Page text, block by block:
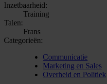
Inzetbaarheid:
Training
Talen:
Frans
Categorieën:
Communicatie
Marketing en Sales
Overheid en Politiek